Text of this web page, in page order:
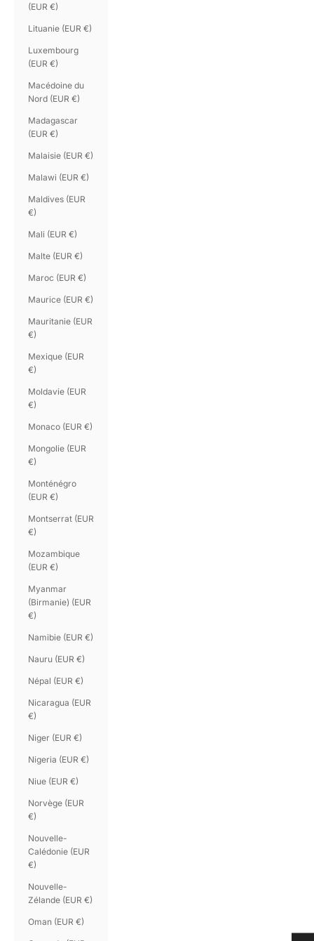
(EUR €)
Lituanie (EUR €)
Luxembourg
(EUR €)
Macédoine du
Nord (EUR €)
Madagascar
(EUR €)
Malaisie (EUR €)
Malawi (EUR €)
Maldives (EUR
€)
Mali (EUR €)
Malte (EUR €)
Maroc (EUR €)
Maurice (EUR €)
Mauritanie (EUR
€)
Mexique (EUR
€)
Moldavie (EUR
€)
Monaco (EUR €)
Mongolie (EUR
€)
Monténégro
(EUR €)
Montserrat (EUR
€)
Mozambique
(EUR €)
Myanmar
(Birmanie) (EUR
€)
Namibie (EUR €)
Nauru (EUR €)
Népal (EUR €)
Nicaragua (EUR
€)
Niger (EUR €)
Nigeria (EUR €)
Niue (EUR €)
Norvège (EUR
€)
Nouvelle-
Calédonie (EUR
€)
Nouvelle-
Zélande (EUR €)
Oman (EUR €)